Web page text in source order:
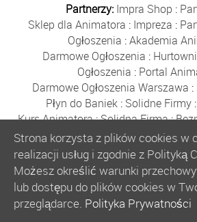
Partnerzy: Impra Shop :
Sklep dla Animatora : Impreza :
Ogłoszenia :Akademia
Darmowe Ogłoszenia :
Ogłoszenia : Portal
Darmowe Ogłoszenia Warszawa :
Płyn do Baniek: Solidne Firmy:
Kurs Animatora:Solidna Firma:
Animator Czasu
Bezpłatne Ogłoszenia Warszawa:
Bańki Mydlane:Bezpłatne
Szkolenie Animatorów:Kurs
Kurs Animatora Warszawa
Kurs Animatora Poznań:
Strona korzysta z plików cookies w
realizacji usług i zgodnie z Polityką
Możesz określić warunki
lub dostępu do plików cookies w
przeglądarce. Polityka Prywatności